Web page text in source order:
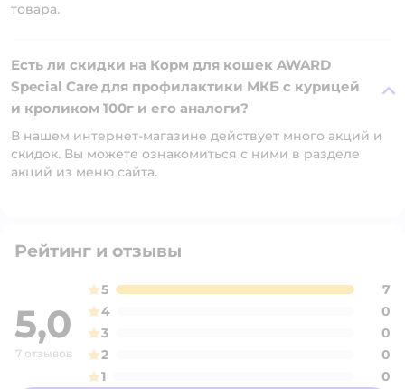
товара.
Есть ли скидки на Корм для кошек AWARD
Special Care для профилактики МКБ с курицей
и кроликом 100г и его аналоги?
В нашем интернет-магазине действует много акций и
скидок. Вы можете ознакомиться с ними в разделе
акций из меню сайта.
Рейтинг и отзывы
5,0
7 отзывов
5
7
4
0
3
0
2
0
1
0